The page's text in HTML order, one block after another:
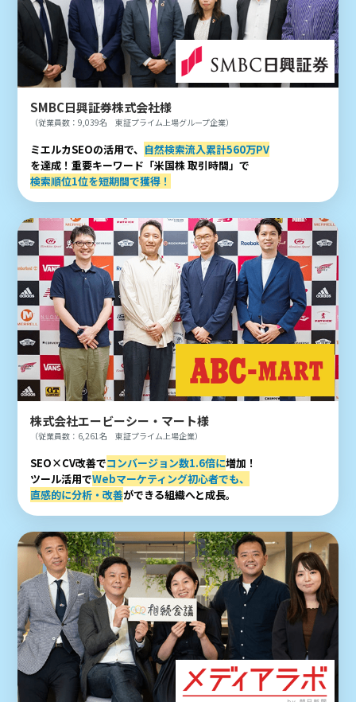
SMBC日興証券株式会社様
（従業員数：9,039名 東証プライム上場グループ企業）
ミエルカSEOの活用で、 自然検索流入累計560万PV
を達成！重要キーワード「米国株 取引時間」で
検索順位1位を短期間で獲得！
株式会社エービーシー・マート様
（従業員数：6,261名 東証プライム上場企業）
SEO×CV改善でコンバージョン数1.6倍に増加！
ツール活用でWebマーケティング初心者でも、
直感的に分析・改善ができる組織へと成長。